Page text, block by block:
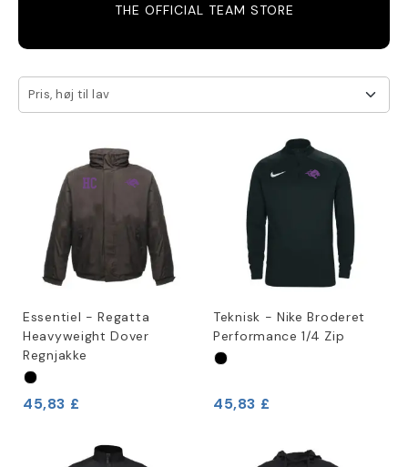
THE OFFICIAL TEAM STORE
Pris, høj til lav
Essentiel - Regatta
Heavyweight Dover
Regnjakke
45,83 £
Teknisk - Nike Broderet
Performance 1/4 Zip
45,83 £